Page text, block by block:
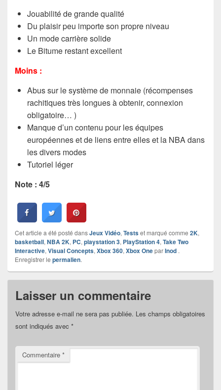
Jouabilité de grande qualité
Du plaisir peu importe son propre niveau
Un mode carrière solide
Le Bitume restant excellent
Moins :
Abus sur le système de monnaie (récompenses
rachitiques très longues à obtenir, connexion
obligatoire… )
Manque d’un contenu pour les équipes
européennes et de liens entre elles et la NBA dans
les divers modes
Tutoriel léger
Note : 4/5
Cet article a été posté dansJeux Vidéo, Testset marqué comme 2K,
basketball, NBA 2K, PC, playstation 3, PlayStation 4, Take Two
Interactive, Visual Concepts, Xbox 360, Xbox OneparInod .
Enregistrer le permalien.
Laisser un commentaire
Votre adresse e-mail ne sera pas publiée. Les champs obligatoires
sont indiqués avec *
Commentaire *